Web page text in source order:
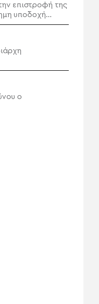
επιστροφή της
υποδοχή
ο